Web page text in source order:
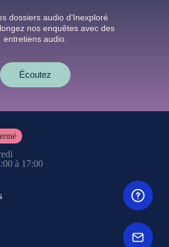
dossiers audio d’Inexploré
nos enquêtes avec des
entretiens audio.
Écoutez
à 17:00